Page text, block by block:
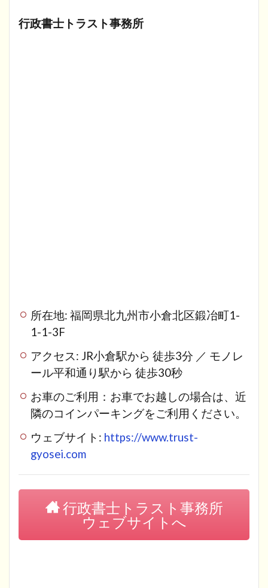
行政書士トラスト事務所
所在地: 福岡県北九州市小倉北区鍛冶町1-
1-1-3F
アクセス: JR小倉駅から 徒歩3分 ／ モノレ
ール平和通り駅から 徒歩30秒
お車のご利用：お車でお越しの場合は、近
隣のコインパーキングをご利用ください。
ウェブサイト: https://www.trust-
gyosei.com
行政書士トラスト事務所
ウェブサイトへ